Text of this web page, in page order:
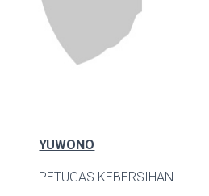
YUWONO
PETUGAS KEBERSIHAN